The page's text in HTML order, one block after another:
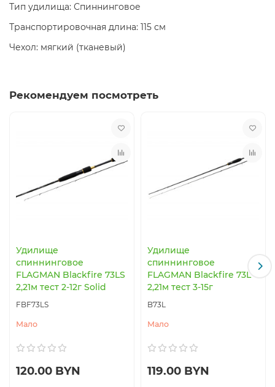
Тип удилища: Спиннинговое
Транспортировочная длина: 115 см
Чехол: мягкий (тканевый)
Рекомендуем посмотреть
Удилище
спиннинговое
FLAGMAN Blackfire 73LS
2,21м тест 2-12г Solid
FBF73LS
Мало
120.00 BYN
Удилище
спиннинговое
FLAGMAN Blackfire 73L
2,21м тест 3-15г
B73L
Мало
119.00 BYN